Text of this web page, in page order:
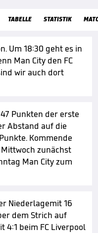
TABELLE STATISTIK
Um 18:30 geht es in
Man City den FC
wir auch dort
Punkten der erste
Abstand auf die
Kommende
zunächst
Man City zum
Niederlagemit 16
dem Strich auf
4:1 beim FC Liverpool